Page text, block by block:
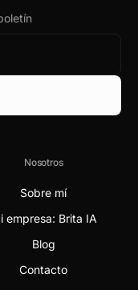
Nosotros
Sobre mí
empresa: Brita IA
Blog
Contacto